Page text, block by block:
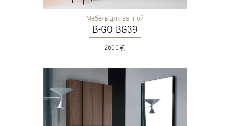
Мебель для ванной
B-GO BG39
2600